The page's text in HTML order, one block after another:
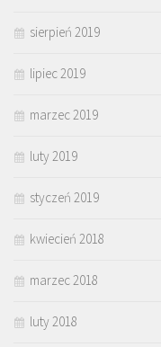
sierpień 2019
lipiec 2019
marzec 2019
luty 2019
styczeń 2019
kwiecień 2018
marzec 2018
luty 2018